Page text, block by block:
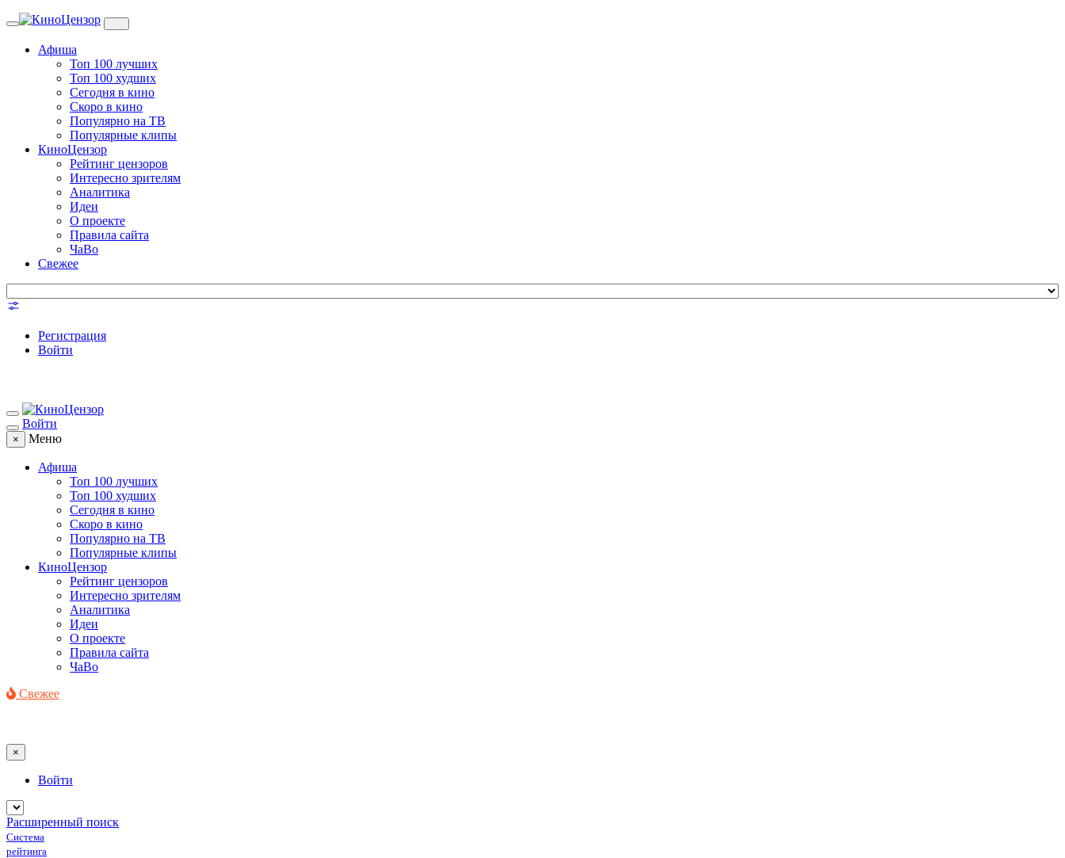
Toggle
Афиша
Топ 100 лучших
Топ 100 худших
Сегодня в кино
Скоро в кино
Популярно на ТВ
Популярные клипы
КиноЦензор
Рейтинг цензоров
Интересно зрителям
Аналитика
Идеи
О проекте
Правила сайта
ЧаВо
Свежее
Регистрация
Войти
Войти
× Меню
Афиша
Топ 100 лучших
Топ 100 худших
Сегодня в кино
Скоро в кино
Популярно на ТВ
Популярные клипы
КиноЦензор
Рейтинг цензоров
Интересно зрителям
Аналитика
Идеи
О проекте
Правила сайта
ЧаВо
Свежее
×
Войти
Расширенный поиск
Система
рейтинга